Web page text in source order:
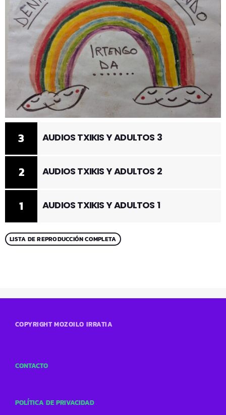
1 AUDIOS TXIKIS Y ADULTOS 1
2 AUDIOS TXIKIS Y ADULTOS 2
3 AUDIOS TXIKIS Y ADULTOS 3
LISTA DE REPRODUCCIÓN COMPLETA
COPYRIGHT MOZOILO IRRATIA
CONTACTO
POLÍTICA DE PRIVACIDAD